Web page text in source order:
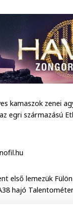
kamaszok zenei
egri származású
első lemezük Fülön
hajó